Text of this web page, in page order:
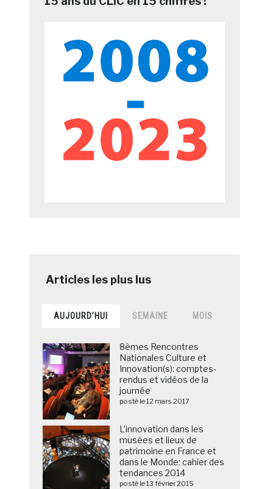
AUJOURD’HUI SEMAINE MOIS
8èmes Rencontres
Nationales Culture et
Innovation(s): comptes-
rendus et vidéos de la
journée
posté le 12 mars 2017
L’innovation dans les
musées et lieux de
patrimoine en France et
dans le Monde: cahier des
tendances 2014
posté le 13 février 2015